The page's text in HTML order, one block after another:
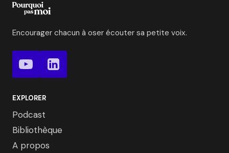
Encourager chacun à oser écouter sa petite voix.
EXPLORER
Podcast
Bibliothèque
A propos